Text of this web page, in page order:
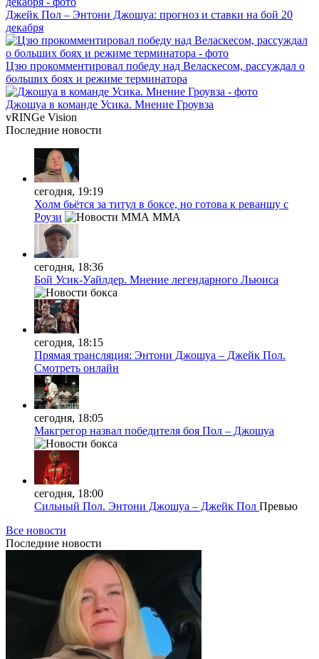
Джейк Пол – Энтони Джошуа: прогноз и ставки на бой 20
декабря
Цзю прокомментировал победу над Веласкесом, рассуждал о
больших боях и режиме терминатора
Джошуа в команде Усика. Мнение Гроувза
vRINGe Vision
Последние новости
сегодня, 19:19
Холм бьётся за титул в боксе, но готова к реваншу с
Роузи
MMA
сегодня, 18:36
Бой Усик-Уайлдер. Мнение легендарного Льюиса
сегодня, 18:15
Прямая трансляция: Энтони Джошуа – Джейк Пол.
Смотреть онлайн
сегодня, 18:05
Макгрегор назвал победителя боя Пол – Джошуа
сегодня, 18:00
Сильный Пол. Энтони Джошуа – Джейк Пол Превью
Все новости
Последние новости